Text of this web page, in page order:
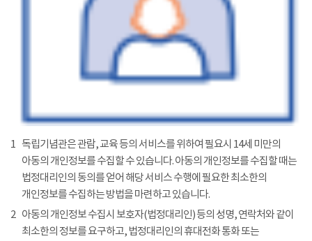
1 독립기념관은 관람, 교육 등의 서비스를 위하여 필요시 14세 미만의
아동의 개인정보를 수집할 수 있습니다. 아동의 개인정보를 수집할 때는
법정대리인의 동의를 얻어 해당 서비스 수행에 필요한 최소한의
개인정보를 수집하는 방법을 마련하고 있습니다.
2 아동의 개인정보 수집시 보호자(법정대리인) 등의 성명, 연락처와 같이
최소한의 정보를 요구하고, 법정대리인의 휴대전화 통화 또는